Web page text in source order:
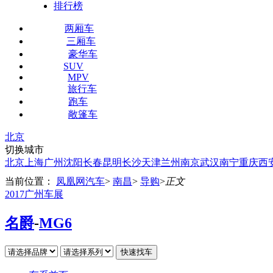
排行榜
两厢车
三厢车
豪华车
SUV
MPV
旅行车
跑车
敞篷车
北京
切换城市
北京 上海广州沈阳长春昆明长沙天津兰州南京武汉南宁重庆西
当前位置：
凤凰网汽车> 南昌> 导购>正文
2017广州车展
名爵-MG6